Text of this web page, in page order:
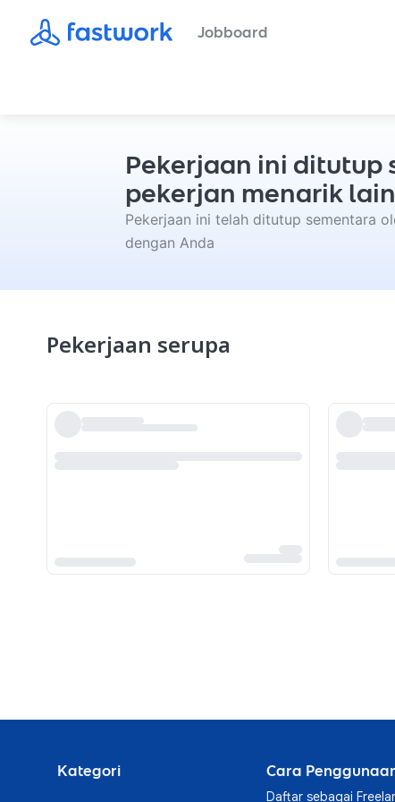
Jobboard
Pekerjaan ini ditutup
pekerjan menarik
Pekerjaan ini telah ditutup sementara
dengan Anda
Pekerjaan serupa
Kategori Cara
Daftar sebagai